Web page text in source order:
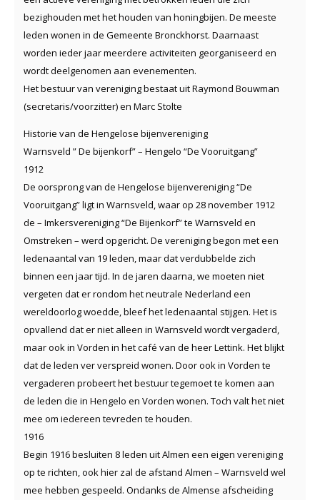
bezighouden met het houden van honingbijen. De meeste
leden wonen in de Gemeente Bronckhorst. Daarnaast
worden ieder jaar meerdere activiteiten georganiseerd en
wordt deelgenomen aan evenementen.
Het bestuur van vereniging bestaat uit Raymond Bouwman
(secretaris/voorzitter) en Marc Stolte
Historie van de Hengelose bijenvereniging
Warnsveld ” De bijenkorf” – Hengelo “De Vooruitgang”
1912
De oorsprong van de Hengelose bijenvereniging “De
Vooruitgang” ligt in Warnsveld, waar op 28 november 1912
de – Imkersvereniging “De Bijenkorf” te Warnsveld en
Omstreken – werd opgericht. De vereniging begon met een
ledenaantal van 19 leden, maar dat verdubbelde zich
binnen een jaar tijd. In de jaren daarna, we moeten niet
vergeten dat er rondom het neutrale Nederland een
wereldoorlog woedde, bleef het ledenaantal stijgen. Het is
opvallend dat er niet alleen in Warnsveld wordt vergaderd,
maar ook in Vorden in het café van de heer Lettink. Het blijkt
dat de leden ver verspreid wonen. Door ook in Vorden te
vergaderen probeert het bestuur tegemoet te komen aan
de leden die in Hengelo en Vorden wonen. Toch valt het niet
mee om iedereen tevreden te houden.
1916
Begin 1916 besluiten 8 leden uit Almen een eigen vereniging
op te richten, ook hier zal de afstand Almen – Warnsveld wel
mee hebben gespeeld. Ondanks de Almense afscheiding